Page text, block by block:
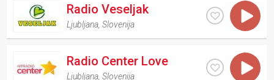
Radio Veseljak
Ljubljana ,Slovenija
Radio Center Love
Ljubljana ,Slovenija